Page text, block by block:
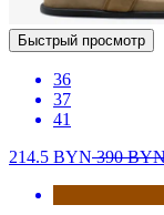
Быстрый просмотр
36
37
41
214.5 BYN390